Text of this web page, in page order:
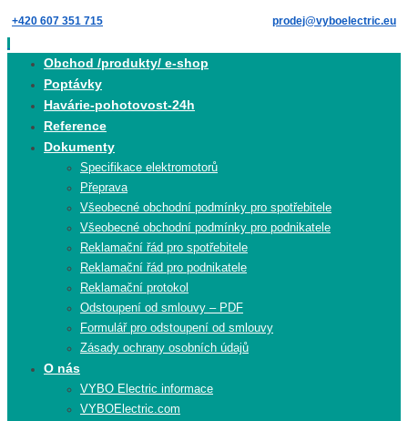
Skip
to
content
+420 607 351 715 prodej@vyboelectric.eu
Obchod /produkty/ e-shop
Poptávky
Havárie-pohotovost-24h
Reference
Dokumenty
Specifikace elektromotorů
Přeprava
Všeobecné obchodní podmínky pro spotřebitele
Všeobecné obchodní podmínky pro podnikatele
Reklamační řád pro spotřebitele
Reklamační řád pro podnikatele
Reklamační protokol
Odstoupení od smlouvy – PDF
Formulář pro odstoupení od smlouvy
Zásady ochrany osobních údajů
O nás
VYBO Electric informace
VYBOElectric.com